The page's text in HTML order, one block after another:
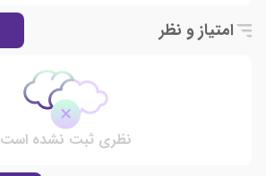
امتیاز و نظر
نظری ثبت نشده است